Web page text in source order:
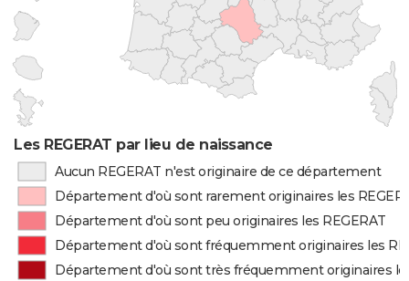
Les REGERAT par lieu de naissance
Aucun REGERAT n'est originaire de ce département
Département d'où sont rarement originaires les
Département d'où sont peu originaires les REGERAT
Département d'où sont fréquemment originaires les
Département d'où sont très fréquemment originaires